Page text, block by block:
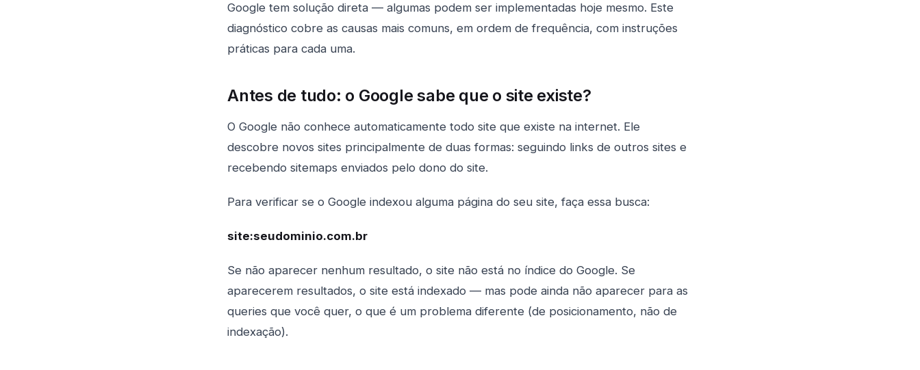
Google tem solução direta — algumas podem ser implementadas hoje mesmo. Este
diagnóstico cobre as causas mais comuns, em ordem de frequência, com instruções
práticas para cada uma.
Antes de tudo: o Google sabe que o site existe?
O Google não conhece automaticamente todo site que existe na internet. Ele
descobre novos sites principalmente de duas formas: seguindo links de outros sites e
recebendo sitemaps enviados pelo dono do site.
Para verificar se o Google indexou alguma página do seu site, faça essa busca:
site:seudominio.com.br
Se não aparecer nenhum resultado, o site não está no índice do Google. Se
aparecerem resultados, o site está indexado — mas pode ainda não aparecer para as
queries que você quer, o que é um problema diferente (de posicionamento, não de
indexação).